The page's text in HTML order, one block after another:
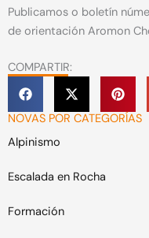
Publicamos o boletín
de orientación Aromon
COMPARTIR:
NOVAS POR CATEGORÍAS
Alpinismo
Escalada en Rocha
Formación